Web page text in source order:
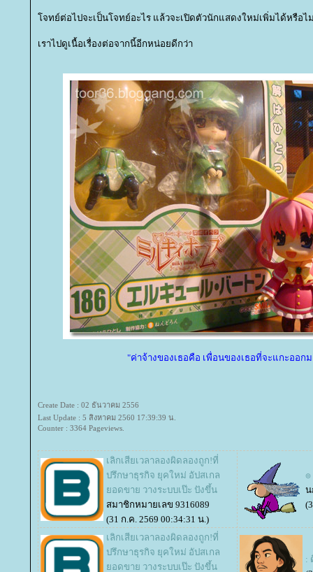
จทย์ต่อไปจะเป็นโจทย์อะไร แล้วจะเปิดตัวนักแสดงใหม่เพิ่มได้หรือไ
เราไปดูเนื้อเรื่องต่อจากนี้อีกหน่อยดีกว่า
"ค่าจ้างของเธอคือ เพื่อนของเธอที่จะแกะออกม
Create Date : 02 ธันวาคม 2556
Last Update : 5 สิงหาคม 2560 17:39:39 น.
Counter : 3364 Pageviews.
เลิกเสียเวลาลองผิดลองถูก!ที่
ปรึกษาธุรกิจ ยุคใหม่ อัปสเกล
อดขาย วางระบบเป๊ะ ปังขึ้น
สมาชิกหมายเลข 9316089
(31 ก.ค. 2569 00:34:31 น.)
๏
น
เลิกเสียเวลาลองผิดลองถูก!ที่
ปรึกษาธุรกิจ ยุคใหม่ อัปสเกล
อดขาย วางระบบเป๊ะ ปังขึ้น
: